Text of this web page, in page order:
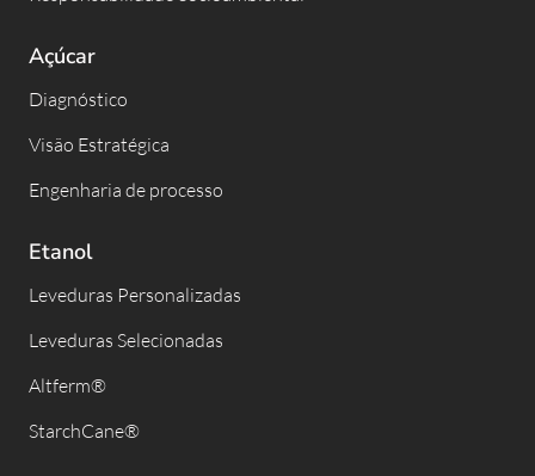
Açúcar
Diagnóstico
Visão Estratégica
Engenharia de processo
Etanol
Leveduras Personalizadas
Leveduras Selecionadas
Altferm®
StarchCane®